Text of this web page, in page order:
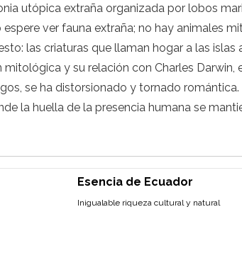
utópica extraña organizada por lobos
ver fauna extraña; no hay animales
las criaturas que llaman hogar a las
y su relación con Charles
se ha distorsionado y tornado
la huella de la presencia humana se
Esencia de Ecuador
Inigualable riqueza cultural y natural